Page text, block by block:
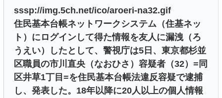
sssp://img.5ch.net/ico/aroeri-na32.gif
住民基本台帳ネットワークシステム（住基ネッ
ト）にログインして得た情報を友人に漏洩（ろ
うえい）したとして、警視庁は5日、東京都杉並
区職員の市川直央（なおひさ）容疑者（32）=同
区井草1丁目=を住民基本台帳法違反容疑で逮捕
し、発表した。18年以降に20人以上の個人情報